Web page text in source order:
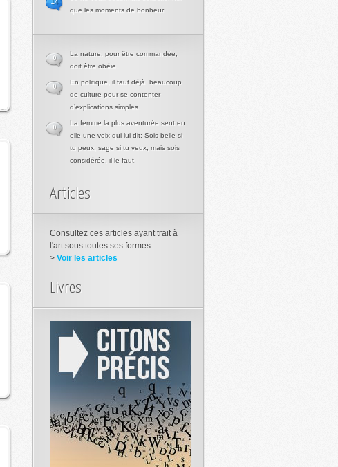
que les moments de bonheur.
14
La nature, pour être commandée,
doit être obéie.
0
En politique, il faut déjà beaucoup
de culture pour se contenter
d’explications simples.
0
La femme la plus aventurée sent en
elle une voix qui lui dit: Sois belle si
tu peux, sage si tu veux, mais sois
considérée, il le faut.
0
Articles
Consultez ces articles ayant trait à
l'art sous toutes ses formes.
> Voir les articles
Livres